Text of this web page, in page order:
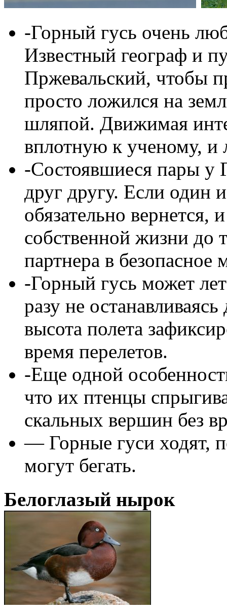
-Горный гусь очень
Известный географ и
Пржевальский, чтобы
просто ложился на
шляпой. Движимая
вплотную к ученому, и
-Состоявшиеся пары у
друг другу. Если один
обязательно вернется,
собственной жизни до
партнера в безопасное
-Горный гусь может
разу не
высота полета
время перелетов.
-Еще одной
что их птенцы
скальных вершин без
— Горные гуси ходят,
могут бегать.
Белоглазый нырок